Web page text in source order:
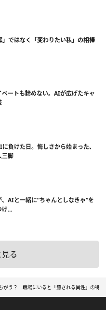
ではなく「変わりたい私」の相棒
ートも諦めない。AIが広げたキャ
負けた日。悔しさから始まった、
三脚
AIと一緒に”ちゃんとしなきゃ”を
け...
る
がう？ 職場にいると「癒される異性」の特徴